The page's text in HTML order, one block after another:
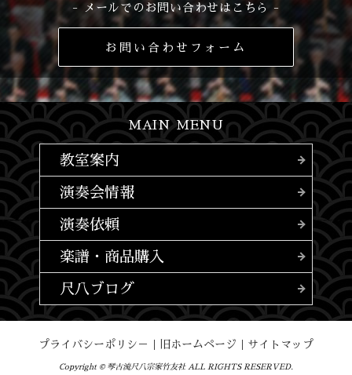
- メールでのお問い合わせはこちら -
お問い合わせフォーム
MAIN MENU
教室案内
演奏会情報
演奏依頼
楽譜・商品購入
尺八ブログ
プライバシーポリシ－ 旧ホームページ サイトマップ
Copyright © 琴古流尺八宗家竹友社 ALL RIGHTS RESERVED.